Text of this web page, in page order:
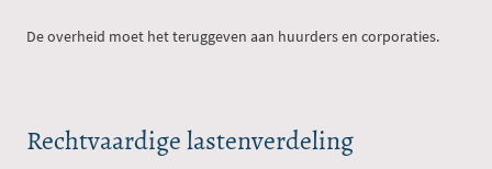
De overheid moet het teruggeven aan huurders en corporaties.
Rechtvaardige lastenverdeling